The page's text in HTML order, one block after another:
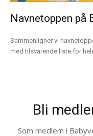
Navnetoppen på
Sammenligner vi
med tilsvarende liste for
Bli
Som medlem i